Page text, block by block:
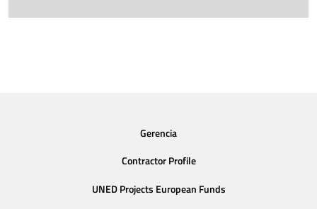
Gerencia
Contractor Profile
UNED Projects European Funds